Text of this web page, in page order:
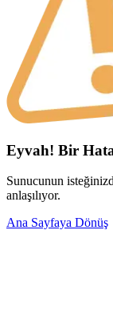
Eyvah! Bir
Sunucunun
anlaşılıyor.
Ana Sayfaya Dönüş